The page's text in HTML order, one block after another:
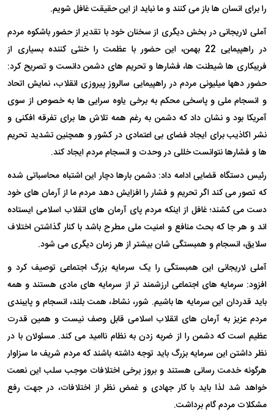
را برای انسان ها باز می کنند و ما نباید از این حقیقت غافل شویم.
آملی لاریجانی در بخش دیگری از سخنان خود با تقدیر از حضور باشکوه مردم
در راهپیمایی 22 بهمن، این حضور با عظمت را خنثی کننده بسیاری از
فریبکاری ها شیطنت ها، فشارها و تحریم های دشمن دانست و تصریح کرد:
حضور دهها میلیونی مردم در راهپیمایی سالروز پیروزی انقلاب، نمایش اتحاد
و انسجام ملی و پاسخی محکم به برخی یاوه سرایی ها به خصوص از سوی
آمریکا بود و نشان داد که دشمن به رغم همه تلاش ها برای تفرقه افکنی و
نشر اکاذیب برای ایجاد فضای بی اعتمادی در کشور و همچنین تشدید تحریم
ها و فشارها نتوانست خللی در وحدت و انسجام مردم ایجاد کند.
رئیس دستگاه قضایی ادامه داد: دشمن بارها دچار این اشتباه محاسباتی شده
که تصور می کند اگر تحریم و فشار را افزایش دهد مردم ما از آرمان های خود
دست می کشند؛ غافل از اینکه مردم پای آرمان های انقلاب اسلامی ایستاده
اند و هر جا که بحث منافع و امنیت ملی مطرح باشد با کنار گذاشتن اختلاف
سلایق، انسجام و همبستگی شان بیشتر از هر زمان دیگری می شود.
آملی لاریجانی این همبستگی را یک سرمایه بزرگ اجتماعی توصیف کرد و
افزود: سرمایه های اجتماعی ارزشمند تر از سرمایه های مادی هستند و همه
باید قدردان این سرمایه ها باشیم. شور، نشاط، همت بلند، انسجام و پایبندی
مردم عزیز به آرمان های انقلاب اسلامی قابل وصف نیست و همین قدرت
عظیم است که دشمن را از ضربه زدن به نظام ناامید می کند. مسئولان با در
نظر داشتن این سرمایه بزرگ باید توجه داشته باشند که مردم شریف ما سزاوار
هرگونه خدمت رسانی هستند و بروز برخی اختلافات موجب سلب این نعمت
خواهد شد لذا باید با کار جهادی و غمض نظر از اختلافات، در جهت رفع
مشکلات مردم گام برداشت.